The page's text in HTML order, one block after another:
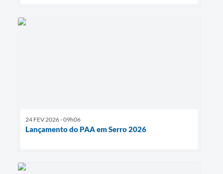
24 FEV 2026 - 09h06
Lançamento do PAA em Serro 2026